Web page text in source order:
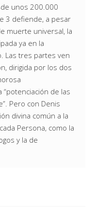
unos 200.000
3 defiende, a pesar
muerte universal, la
ya en la
Las tres partes ven
dirigida por los dos
“potenciación de las
Pero con Denis
divina común a la
Persona, como la
y la de